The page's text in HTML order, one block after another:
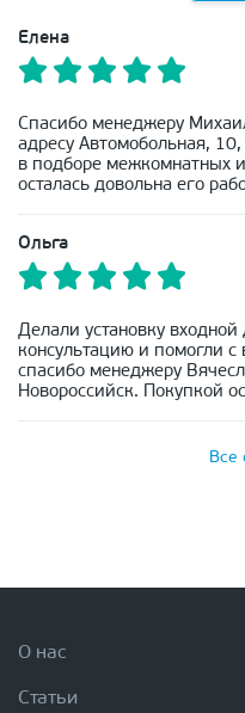
Елена
Спасибо менеджеру
адресу Автомобольная,
в подборе межкомнатных
осталась довольна его
Ольга
Делали установку
консультацию и помогли
спасибо менеджеру
Новороссийск. Покупкой
Все
О нас
Статьи